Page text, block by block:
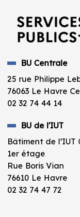
BU Centrale
25 rue Philippe
76063 Le Havre
02 32 74 44 14
BU de l'IUT
Bâtiment de l’IUT
1er étage
Rue Boris Vian
76610 Le Havre
02 32 74 47 72